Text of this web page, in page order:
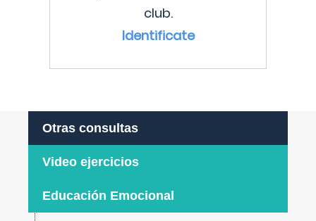
club.
Identificate
Otras consultas
Video ejercicios
Educación Emocional